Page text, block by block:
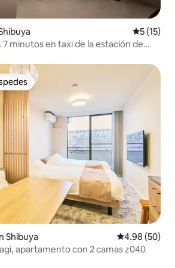
5 (15)
minutos en taxi de la estación de
Shibuya Calificación
4.98 (50)
apartamento con 2 camas z040